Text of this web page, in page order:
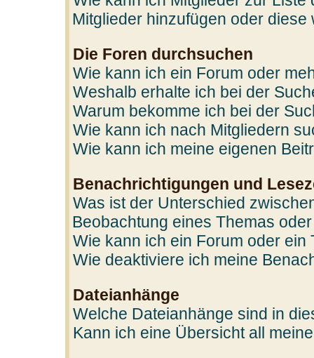
Mitglieder hinzufügen oder
Die Foren durchsuchen
Wie kann ich ein Forum oder
Weshalb erhalte ich bei der
Warum bekomme ich bei der
Wie kann ich nach Mitgliedern
Wie kann ich meine eigenen
Benachrichtigungen und
Was ist der Unterschied
Beobachtung eines Themas
Wie kann ich ein Forum oder ein
Wie deaktiviere ich meine
Dateianhänge
Welche Dateianhänge sind in
Kann ich eine Übersicht all